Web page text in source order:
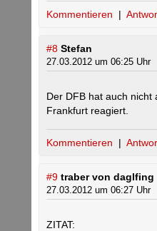
Kommentieren |
#8 Stefan
27.03.2012 um 06:25 Uhr
Der DFB hat auch nicht
Frankfurt reagiert.
Kommentieren |
#9 traber von daglfing
27.03.2012 um 06:27 Uhr
ZITAT: